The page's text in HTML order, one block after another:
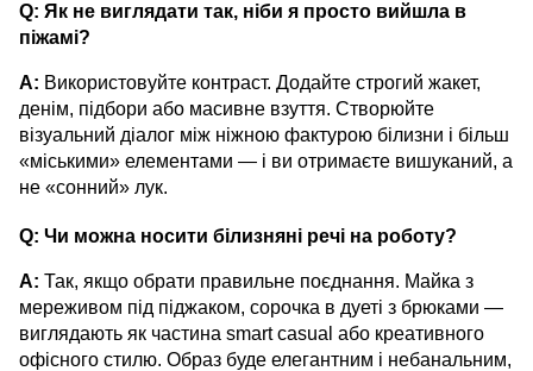
Q: Як не виглядати так, ніби я просто вийшла в
піжамі?
A: Використовуйте контраст. Додайте строгий жакет,
денім, підбори або масивне взуття. Створюйте
візуальний діалог між ніжною фактурою білизни і більш
«міськими» елементами — і ви отримаєте вишуканий, а
не «сонний» лук.
Q: Чи можна носити білизняні речі на роботу?
A: Так, якщо обрати правильне поєднання. Майка з
мереживом під піджаком, сорочка в дуеті з брюками —
виглядають як частина smart casual або креативного
офісного стилю. Образ буде елегантним і небанальним,